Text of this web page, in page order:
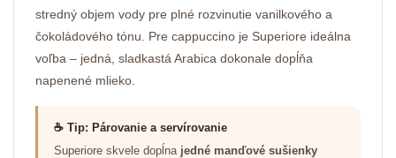
stredný objem vody pre plné rozvinutie vanilkového a
čokoládového tónu. Pre cappuccino je Superiore ideálna
voľba – jedná, sladkastá Arabica dokonale dopĺňa
napenené mlieko.
☕ Tip: Párovanie a servírovanie
Superiore skvele dopĺna jedné manďové sušienky